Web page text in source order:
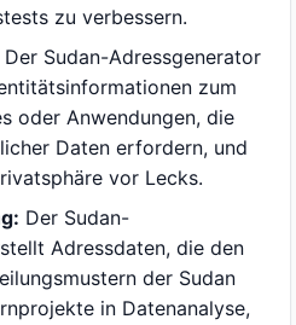
zu verbessern.
Der Sudan-Adressgenerator
zum
oder Anwendungen, die
Daten erfordern, und
vor Lecks.
Der Sudan-
Adressdaten, die den
der Sudan
in Datenanalyse,